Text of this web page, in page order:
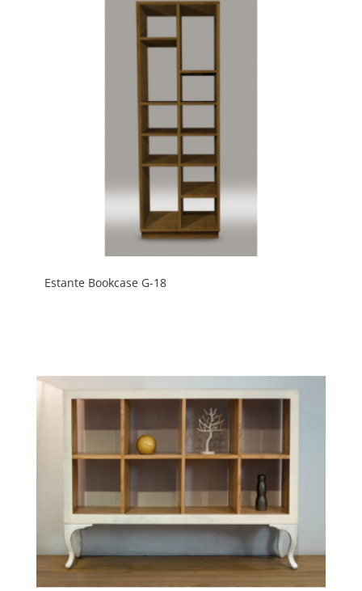
Estante Bookcase G-18